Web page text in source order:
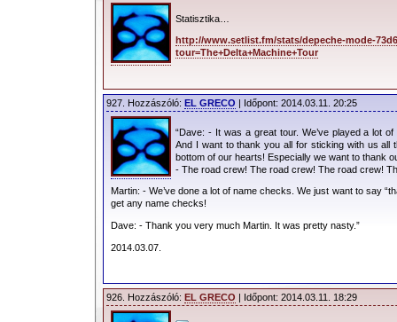
Statisztika…
http://www.setlist.fm/stats/depeche-mode-
tour=The+Delta+Machine+Tour
927. Hozzászóló: EL GRECO | Időpont: 2014.03.11. 20:25
“Dave: - It was a great tour. We’ve played a lot
And I want to thank you all for sticking with us
bottom of our hearts! Especially we want to thank
- The road crew! The road crew! The road crew!
Martin: - We’ve done a lot of name checks. We just want to say
get any name checks!
Dave: - Thank you very much Martin. It was pretty nasty.”
2014.03.07.
926. Hozzászóló: EL GRECO | Időpont: 2014.03.11. 18:29